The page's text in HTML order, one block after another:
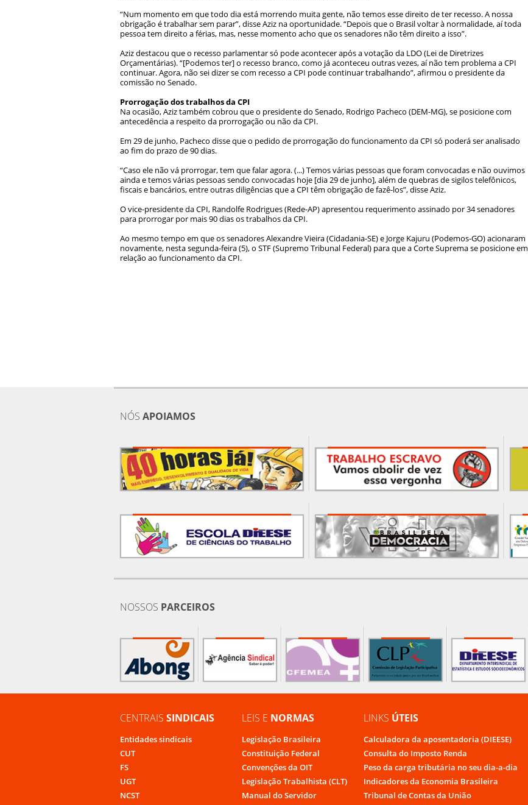
“Num momento em que todo dia está morrendo muita gente, não temos esse direito de ter recesso. A nossa
obrigação é trabalhar sem parar”, disse Aziz na oportunidade. “Depois que o Brasil voltar à normalidade, aí toda
pessoa tem direito a férias, mas, nesse momento acho que os senadores não têm direito a isso”.
Aziz destacou que o recesso parlamentar só pode acontecer após a votação da LDO (Lei de Diretrizes
Orçamentárias). “[Podemos ter] o recesso branco, como já aconteceu outras vezes, aí não tem problema a CPI
continuar. Agora, não sei dizer se com recesso a CPI pode continuar trabalhando”, afirmou o presidente da
comissão no Senado.
Prorrogação dos trabalhos da CPI
Na ocasião, Aziz também cobrou que o presidente do Senado, Rodrigo Pacheco (DEM-MG), se posicione com
antecedência a respeito da prorrogação ou não da CPI.
Em 29 de junho, Pacheco disse que o pedido de prorrogação do funcionamento da CPI só poderá ser analisado
ao fim do prazo de 90 dias.
“Caso ele não vá prorrogar, tem que falar agora. (...) Temos várias pessoas que foram convocadas e não ouvimos
ainda e temos várias pessoas sendo convocadas hoje [dia 29 de junho], além de quebras de sigilos telefônicos,
fiscais e bancários, entre outras diligências que a CPI têm obrigação de fazê-los”, disse Aziz.
O vice-presidente da CPI, Randolfe Rodrigues (Rede-AP) apresentou requerimento assinado por 34 senadores
para prorrogar por mais 90 dias os trabalhos da CPI.
Ao mesmo tempo em que os senadores Alexandre Vieira (Cidadania-SE) e Jorge Kajuru (Podemos-GO) acionaram
novamente, nesta segunda-feira (5), o STF (Supremo Tribunal Federal) para que a Corte Suprema se posicione em
relação ao funcionamento da CPI.
NÓS APOIAMOS
NOSSOS PARCEIROS
CENTRAIS SINDICAIS
Entidades sindicais
CUT
FS
UGT
NCST
LEIS E NORMAS
Legislação Brasileira
Constituição Federal
Convenções da OIT
Legislação Trabalhista (CLT)
Manual do Servidor
LINKS ÚTEIS
Calculadora da aposentadoria (DIEESE)
Consulta do Imposto Renda
Peso da carga tributária no seu dia-a-dia
Indicadores da Economia Brasileira
Tribunal de Contas da União